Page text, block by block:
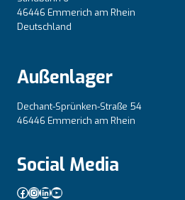
46446 Emmerich am Rhein
Deutschland
Außenlager
Dechant-Sprünken-Straße 54
46446 Emmerich am Rhein
Social Media
Facebook
Instagram
LinkedIn
YouTube